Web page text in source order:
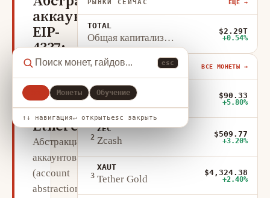
esc
Монеты Обучение
↑↓ навигация↵ открытьesc закрыть
аккаунтов
EIP-
4337:
что
меняется
для
пользователей
Ethereum
Абстракция
аккаунтов
(account
abstraction)
РЫНКИ СЕЙЧАС ЕЩЁ →
TOTAL
Общая капитализация
$2.29T
+0.54%
В ТРЕНДЕ 24Ч ВСЕ МОНЕТЫ →
1
OKB
OKB
$90.33
+5.80%
2
ZEC
Zcash
$509.77
+3.20%
3
XAUT
Tether Gold
$4,324.38
+2.40%